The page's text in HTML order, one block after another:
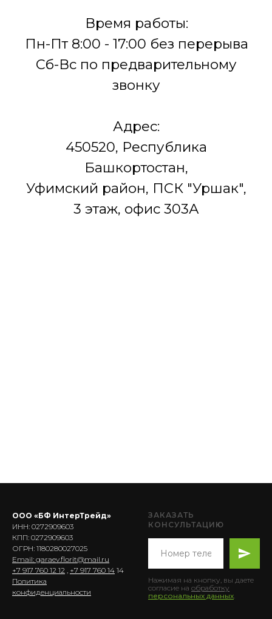
ООО «БФ ИнтерТрейд»
ИНН: 0272909603
КПП: 0272909603
ОГРН: 1180280027025
Email: garaev.florit@mail.ru
+7 917 760 12 12
+7 917 760 14 14
Политика
конфиденциальности
ЗАКАЗАТЬ
КОНСУЛЬТАЦИЮ
Нажимая на кнопку, вы даете
согласие на обработку
персональных данных